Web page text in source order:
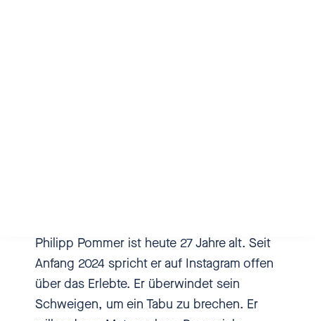
Ich will auch nicht Mama
verletzen irgendwo, wenn ich
jetzt was sage.“
Philipp Pommer ist heute 27 Jahre alt. Seit
Anfang 2024 spricht er auf Instagram offen
über das Erlebte. Er überwindet sein
Schweigen, um ein Tabu zu brechen. Er